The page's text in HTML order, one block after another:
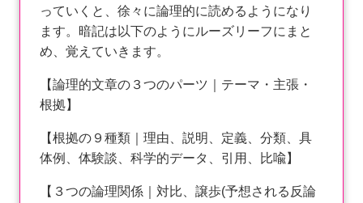
っていくと、徐々に論理的に読めるようになり
ます。暗記は以下のようにルーズリーフにまと
め、覚えていきます。
【論理的文章の３つのパーツ｜テーマ・主張・
根拠】
【根拠の９種類｜理由、説明、定義、分類、具
体例、体験談、科学的データ、引用、比喩】
【３つの論理関係｜対比、譲歩(予想される反論